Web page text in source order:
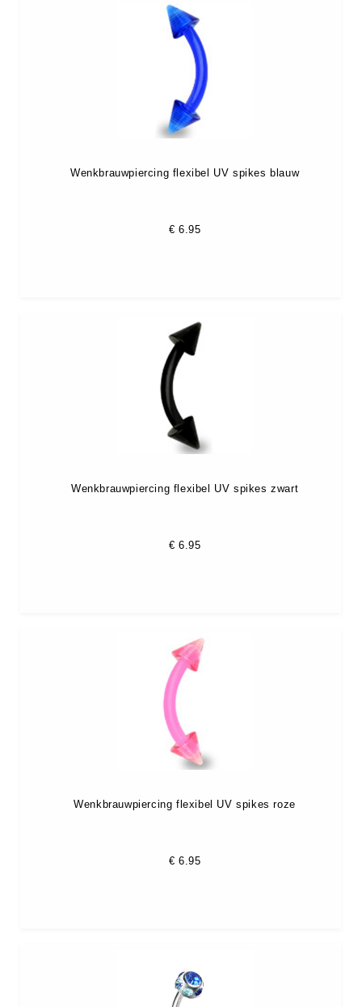
Wenkbrauwpiercing flexibel UV spikes blauw
€ 6.95
Wenkbrauwpiercing flexibel UV spikes zwart
€ 6.95
Wenkbrauwpiercing flexibel UV spikes roze
€ 6.95